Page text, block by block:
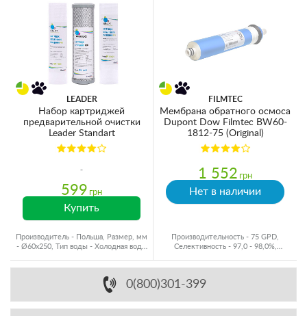
LEADER
Набор картриджей
предварительной очистки
Leader Standart
599 грн
Купить
Производитель - Польша, Размер, мм
- Ø60x250, Тип воды - Холодная вода,
FILMTEC
Мембрана обратного осмоса
Dupont Dow Filmtec BW60-
1812-75 (Original)
1 552 грн
Нет в наличии
Производительность - 75 GPD,
Селективность - 97,0 - 98,0%,
0(800)301-399